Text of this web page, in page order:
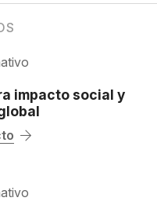
impacto social y